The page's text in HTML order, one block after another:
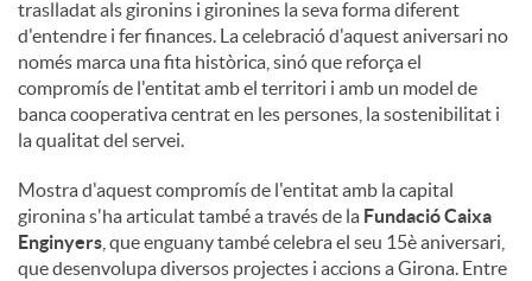
traslladat als gironins i gironines la seva forma diferent
d'entendre i fer finances. La celebració d'aquest aniversari no
només marca una fita històrica, sinó que reforça el
compromís de l'entitat amb el territori i amb un model de
banca cooperativa centrat en les persones, la sostenibilitat i
la qualitat del servei.
Mostra d'aquest compromís de l'entitat amb la capital
gironina s'ha articulat també a través de la Fundació Caixa
Enginyers , que enguany també celebra el seu 15è aniversari,
que desenvolupa diversos projectes i accions a Girona. Entre